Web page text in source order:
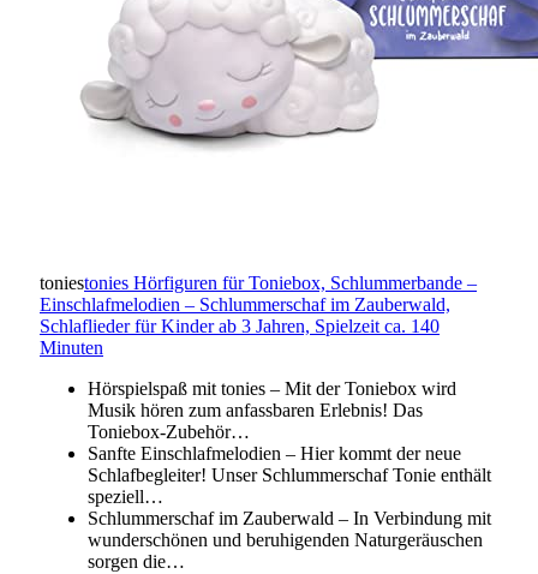
toniestonies Hörfiguren für Toniebox, Schlummerbande –
Einschlafmelodien – Schlummerschaf im Zauberwald,
Schlaflieder für Kinder ab 3 Jahren, Spielzeit ca. 140
Minuten
Hörspielspaß mit tonies – Mit der Toniebox wird
Musik hören zum anfassbaren Erlebnis! Das
Toniebox-Zubehör…
Sanfte Einschlafmelodien – Hier kommt der neue
Schlafbegleiter! Unser Schlummerschaf Tonie enthält
speziell…
Schlummerschaf im Zauberwald – In Verbindung mit
wunderschönen und beruhigenden Naturgeräuschen
sorgen die…